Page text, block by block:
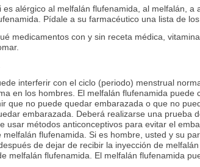
alérgico al melfalán flufenamida, al melfalán,
Pídale a su farmacéutico una lista de
medicamentos con y sin receta médica,
interferir con el ciclo (periodo) menstrual
en los hombres. El melfalán flufenamida puede
que no puede quedar embarazada o que no
embarazada. Deberá realizarse una prueba
usar métodos anticonceptivos para evitar el
flufenamida. Si es hombre, usted y su
de dejar de recibir la inyección de
melfalán flufenamida. El melfalán flufenamida